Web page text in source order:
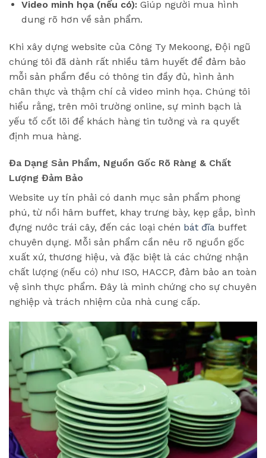
Video minh họa (nếu có):Giúp người mua hình
dung rõ hơn về sản phẩm.
Khi xây dựng website của Công Ty Mekoong, Đội ngũ
chúng tôi đã dành rất nhiều tâm huyết để đảm bảo
mỗi sản phẩm đều có thông tin đầy đủ, hình ảnh
chân thực và thậm chí cả video minh họa. Chúng tôi
hiểu rằng, trên môi trường online, sự minh bạch là
yếu tố cốt lõi để khách hàng tin tưởng và ra quyết
định mua hàng.
Đa Dạng Sản Phẩm, Nguồn Gốc Rõ Ràng & Chất
Lượng Đảm Bảo
Website uy tín phải có danh mục sản phẩm phong
phú, từ nồi hâm buffet, khay trưng bày, kẹp gắp, bình
đựng nước trái cây, đến các loại chén bát đĩa buffet
chuyên dụng. Mỗi sản phẩm cần nêu rõ nguồn gốc
xuất xứ, thương hiệu, và đặc biệt là các chứng nhận
chất lượng (nếu có) như ISO, HACCP, đảm bảo an toàn
vệ sinh thực phẩm. Đây là minh chứng cho sự chuyên
nghiệp và trách nhiệm của nhà cung cấp.